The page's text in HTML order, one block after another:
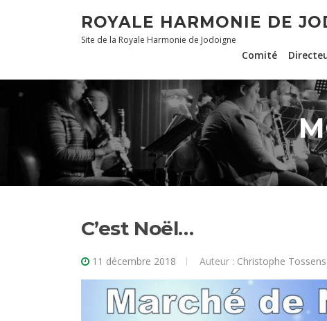
ROYALE HARMONIE DE
Site de la Royale Harmonie de Jodoigne
Comité
C’est Noël…
11 décembre 2018 Auteur : Christophe Tossens